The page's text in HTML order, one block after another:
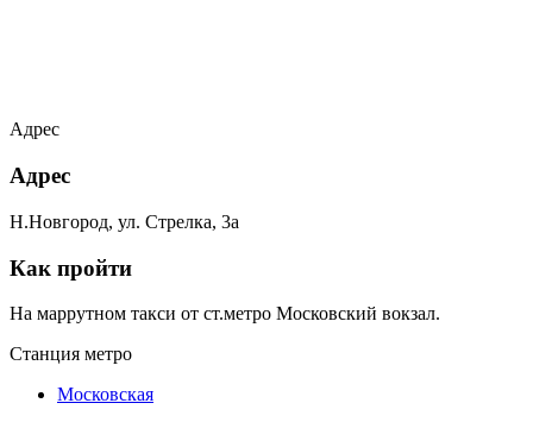
Адрес
Адрес
Н.Новгород, ул. Стрелка, 3а
Как пройти
На маррутном такси от ст.метро Московский вокзал.
Станция метро
Московская